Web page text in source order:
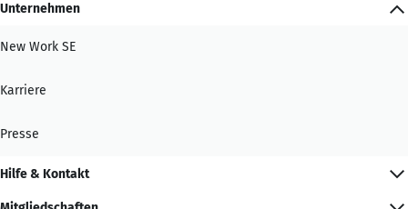
Unternehmen
New Work SE
Karriere
Presse
Hilfe & Kontakt